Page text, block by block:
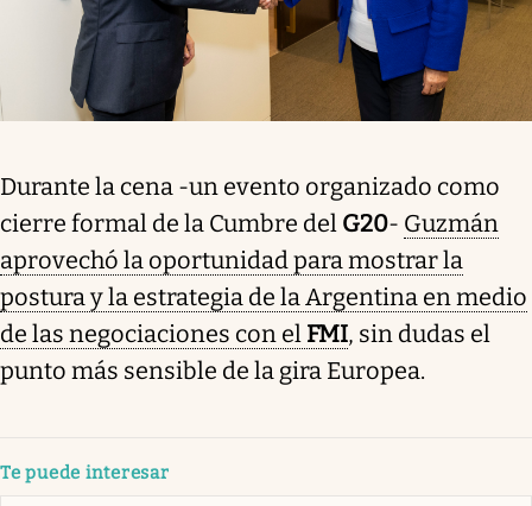
Durante la cena -un evento organizado como
cierre formal de la Cumbre del G20- Guzmán
aprovechó la oportunidad para mostrar la
postura y la estrategia de la Argentina en medio
de las negociaciones con el FMI, sin dudas el
punto más sensible de la gira Europea.
Te puede interesar